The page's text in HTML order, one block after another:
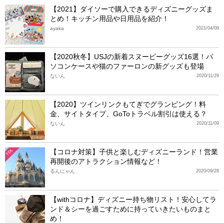
【2021】ダイソーで購入できるディズニーグッズま
とめ！キッチン用品や日用品を紹介！
2021/04/09
ayaka
【2020秋冬】USJの新着スヌーピーグッズ16選！パ
ソコンケースや猫のファーロンの新グッズも登場
2020/11/29
ないん
【2020】ツインリンクもてぎでグランピング！料
金、サイトタイプ、GoToトラベル割引は使える？
2020/11/09
ないん
TDL
【コロナ対策】子供と楽しむディズニーランド！営業
再開後のアトラクション情報など！
2020/09/28
るんにゃん
【withコロナ】ディズニー持ち物リスト！安心してラ
ンド＆シーを過ごすために持っていきたいものまと
め！